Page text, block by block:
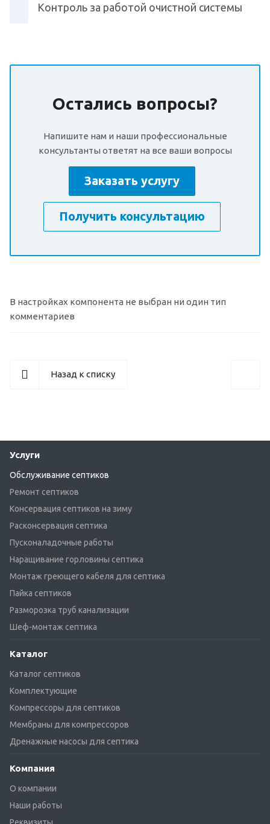
Контроль за работой очистной системы
Остались вопросы?
Напишите нам и наши профессиональные
консультанты ответят на все ваши вопросы
Заказать услугу
Получить консультацию
В настройках компонента не выбран ни один тип
комментариев
Назад к списку
Услуги
Обслуживание септиков
Ремонт септиков
Консервация септиков на зиму
Расконсервация септика
Пусконаладочные работы
Наращивание горловины септика
Монтаж греющего кабеля для септика
Пайка септиков
Разморозка труб канализации
Шеф-монтаж септика
Каталог
Каталог септиков
Комплектующие
Компрессоры для септиков
Мембраны для компрессоров
Дренажные насосы для септика
Компания
О компании
Наши работы